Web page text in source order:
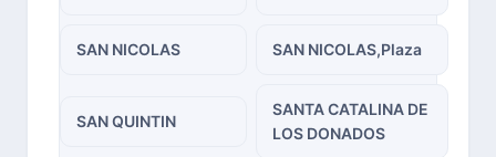
SAN NICOLAS SAN NICOLAS,Plaza
SAN QUINTIN
SANTA CATALINA DE
LOS DONADOS